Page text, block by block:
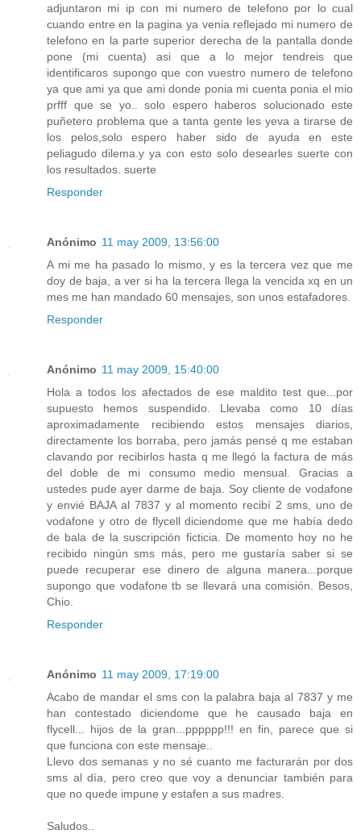
adjuntaron mi ip con mi numero de telefono por lo cual
cuando entre en la pagina ya venia reflejado mi numero de
telefono en la parte superior derecha de la pantalla donde
pone (mi cuenta) asi que a lo mejor tendreis que
identificaros supongo que con vuestro numero de telefono
ya que ami ya que ami donde ponia mi cuenta ponia el mio
prfff que se yo.. solo espero haberos solucionado este
puñetero problema que a tanta gente les yeva a tirarse de
los pelos,solo espero haber sido de ayuda en este
peliagudo dilema.y ya con esto solo desearles suerte con
los resultados. suerte
Responder
Anónimo 11 may 2009, 13:56:00
A mi me ha pasado lo mismo, y es la tercera vez que me
doy de baja, a ver si ha la tercera llega la vencida xq en un
mes me han mandado 60 mensajes, son unos estafadores.
Responder
Anónimo 11 may 2009, 15:40:00
Hola a todos los afectados de ese maldito test que...por
supuesto hemos suspendido. Llevaba como 10 días
aproximadamente recibiendo estos mensajes diarios,
directamente los borraba, pero jamás pensé q me estaban
clavando por recibirlos hasta q me llegó la factura de más
del doble de mi consumo medio mensual. Gracias a
ustedes pude ayer darme de baja. Soy cliente de vodafone
y envié BAJA al 7837 y al momento recibí 2 sms, uno de
vodafone y otro de flycell diciendome que me había dedo
de bala de la suscripción ficticia. De momento hoy no he
recibido ningún sms más, pero me gustaría saber si se
puede recuperar ese dinero de alguna manera...porque
supongo que vodafone tb se llevará una comisión. Besos,
Chio.
Responder
Anónimo 11 may 2009, 17:19:00
Acabo de mandar el sms con la palabra baja al 7837 y me
han contestado diciendome que he causado baja en
flycell... hijos de la gran...pppppp!!! en fin, parece que si
que funciona con este mensaje..
Llevo dos semanas y no sé cuanto me facturarán por dos
sms al día, pero creo que voy a denunciar también para
que no quede impune y estafen a sus madres.
Saludos..